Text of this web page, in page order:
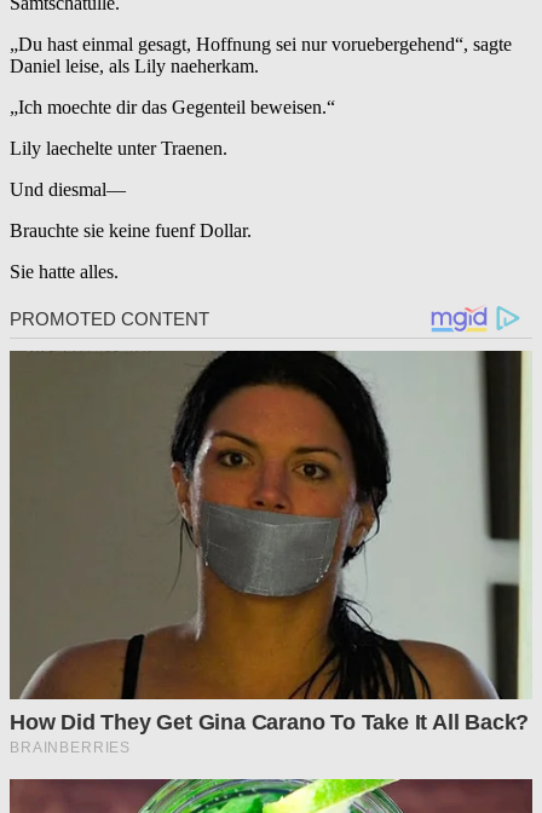
„Du hast einmal gesagt, Hoffnung sei nur voruebergehend“, sagte
Daniel leise, als Lily naeherkam.
„Ich moechte dir das Gegenteil beweisen.“
Lily laechelte unter Traenen.
Und diesmal—
Brauchte sie keine fuenf Dollar.
Sie hatte alles.